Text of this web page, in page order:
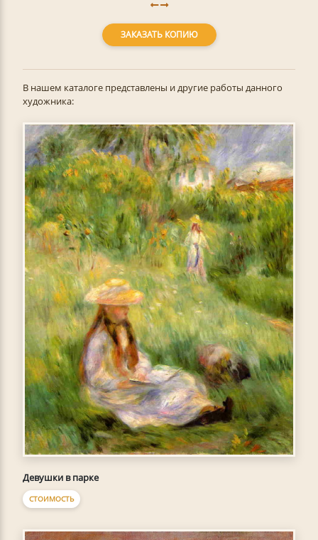
ЗАКАЗАТЬ КОПИЮ
В нашем каталоге представлены и другие работы данного
художника:
Девушки в парке
СТОИМОСТЬ